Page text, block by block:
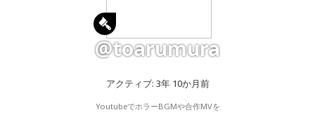
@toarumura
アクティブ: 3年 10か月前
YoutubeでホラーBGMや合作MVを